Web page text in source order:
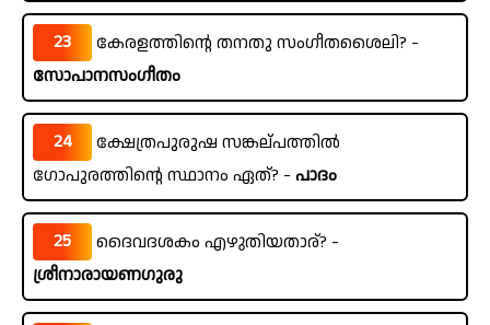
23
കേരളത്തിന്റെ തനതു സംഗീതശൈലി? -
സോപാനസംഗീതം
24
ക്ഷേത്രപുരുഷ സങ്കല്പത്തിൽ
ഗോപുരത്തിന്റെ സ്ഥാനം ഏത്? - പാദം
25
ദൈവദശകം എഴുതിയതാര്? -
ശ്രീനാരായണഗുരു